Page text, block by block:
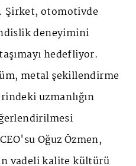
Şirket, otomotivde
deneyimini
hedefliyor.
metal şekillendirme
uzmanlığın
Oğuz Özmen,
vadeli kalite kültürü